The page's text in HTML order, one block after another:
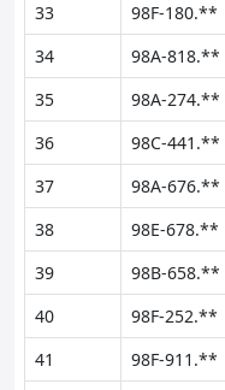
33
98F-180.**
34
98A-818.**
35
98A-274.**
36
98C-441.**
37
98A-676.**
38
98E-678.**
39
98B-658.**
40
98F-252.**
41
98F-911.**